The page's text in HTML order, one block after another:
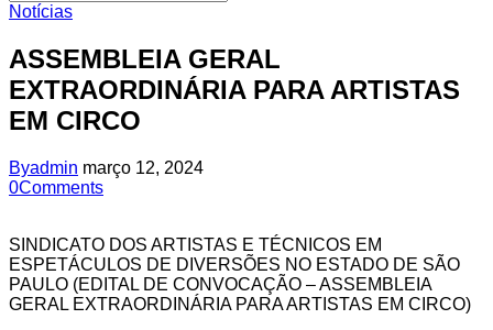
Notícias
ASSEMBLEIA GERAL
EXTRAORDINÁRIA PARA ARTISTAS
EM CIRCO
Byadmin março 12, 2024
0Comments
SINDICATO DOS ARTISTAS E TÉCNICOS EM
ESPETÁCULOS DE DIVERSÕES NO ESTADO DE SÃO
PAULO (EDITAL DE CONVOCAÇÃO – ASSEMBLEIA
GERAL EXTRAORDINÁRIA PARA ARTISTAS EM CIRCO)